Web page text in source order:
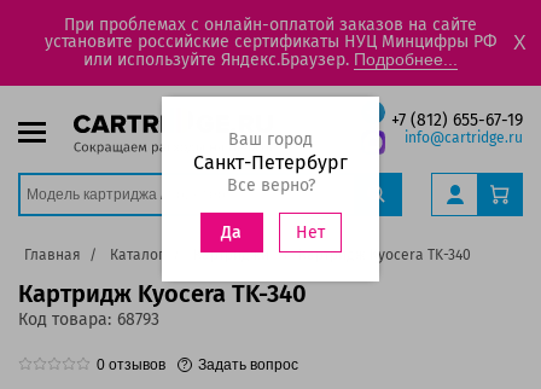
При проблемах с онлайн-оплатой заказов на сайте
установите российские сертификаты НУЦ Минцифры РФ
или используйте Яндекс.Браузер. Подробнее...
X
+7 (812) 655-67-19
info@cartridge.ru
Ваш город
Санкт-Петербург
Все верно?
Да Нет
Главная Каталог Картриджи Картридж Kyocera TK-340
Картридж Kyocera TK-340
Код товара: 68793
0 отзывов Задать вопрос